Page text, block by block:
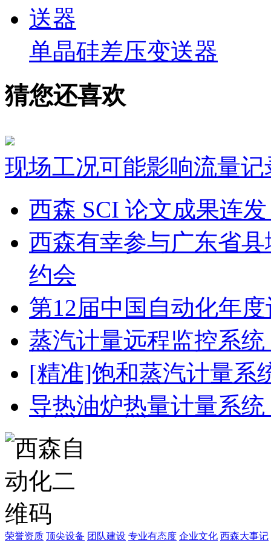
单晶硅差压变送器
猜您还喜欢
现场工况可能影响流量
西森 SCI 论文成果连
西森有幸参与广东省
约会
第12届中国自动化年
蒸汽计量远程监控系
[精准]饱和蒸汽计量系
导热油炉热量计量系
荣誉资质 顶尖设备 团队建设 专业有态度 企业文化 西森大事记